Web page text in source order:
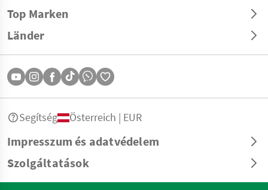
Top Marken
Länder
Impresszum és adatvédelem
Szolgáltatások
Segítség Österreich | EUR